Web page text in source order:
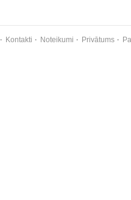
Kontakti Noteikumi Privātums